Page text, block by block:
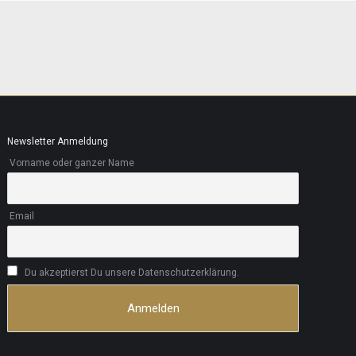
Newsletter Anmeldung
Vorname oder ganzer Name
Email
Du akzeptierst Du unsere Datenschutzerklärung.